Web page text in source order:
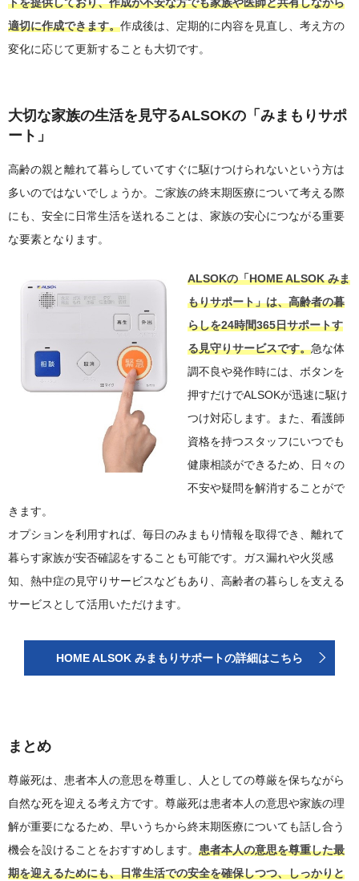
トを提供しており、作成が不安な方でも家族や医師と共有しながら
適切に作成できます。作成後は、定期的に内容を見直し、考え方の
変化に応じて更新することも大切です。
大切な家族の生活を見守るALSOKの「みまもりサポ
ート」
高齢の親と離れて暮らしていてすぐに駆けつけられないという方は
多いのではないでしょうか。ご家族の終末期医療について考える際
にも、安全に日常生活を送れることは、家族の安心につながる重要
な要素となります。
ALSOKの「HOME ALSOK みま
もりサポート」は、高齢者の暮
らしを24時間365日サポートす
る見守りサービスです。急な体
調不良や発作時には、ボタンを
押すだけでALSOKが迅速に駆け
つけ対応します。また、看護師
資格を持つスタッフにいつでも
健康相談ができるため、日々の
不安や疑問を解消することがで
きます。
オプションを利用すれば、毎日のみまもり情報を取得でき、離れて
暮らす家族が安否確認をすることも可能です。ガス漏れや火災感
知、熱中症の見守りサービスなどもあり、高齢者の暮らしを支える
サービスとして活用いただけます。
HOME ALSOK みまもりサポートの詳細はこちら
まとめ
尊厳死は、患者本人の意思を尊重し、人としての尊厳を保ちながら
自然な死を迎える考え方です。尊厳死は患者本人の意思や家族の理
解が重要になるため、早いうちから終末期医療についても話し合う
機会を設けることをおすすめします。 患者本人の意思を尊重した最
期を迎えるためにも、日常生活での安全を確保しつつ、しっかりと